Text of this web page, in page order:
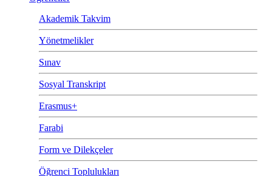
Akademik Takvim
Yönetmelikler
Sınav
Sosyal Transkript
Erasmus+
Farabi
Form ve Dilekçeler
Öğrenci Toplulukları